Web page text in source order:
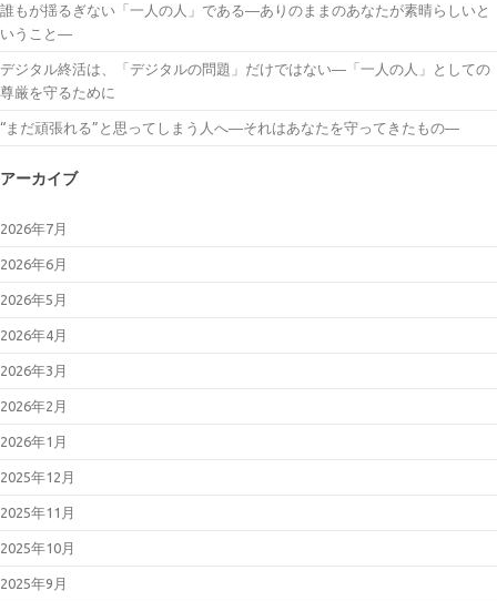
誰もが揺るぎない「一人の人」である―ありのままのあなたが素晴らしいと
いうこと―
デジタル終活は、「デジタルの問題」だけではない―「一人の人」としての
尊厳を守るために
“まだ頑張れる”と思ってしまう人へ―それはあなたを守ってきたもの―
アーカイブ
2026年7月
2026年6月
2026年5月
2026年4月
2026年3月
2026年2月
2026年1月
2025年12月
2025年11月
2025年10月
2025年9月